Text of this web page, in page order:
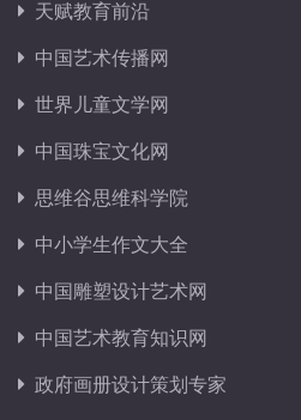
天赋教育前沿
中国艺术传播网
世界儿童文学网
中国珠宝文化网
思维谷思维科学院
中小学生作文大全
中国雕塑设计艺术网
中国艺术教育知识网
政府画册设计策划专家